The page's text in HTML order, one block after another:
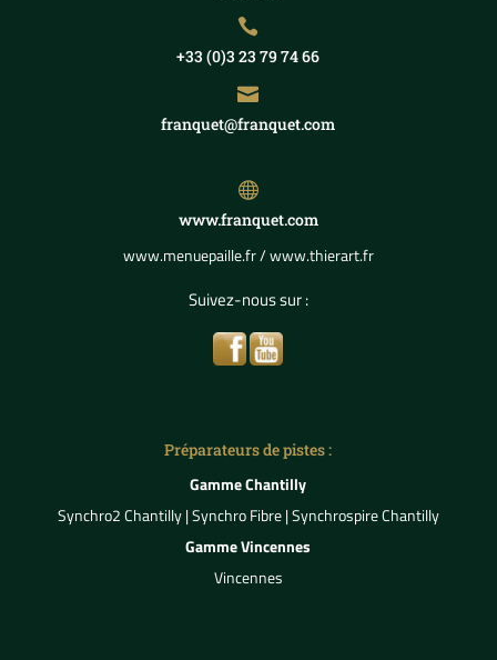

+33 (0)3 23 79 74 66

franquet@franquet.com

www.franquet.com
www.menuepaille.fr/www.thierart.fr
Suivez-nous sur :
Préparateurs de pistes :
Gamme Chantilly
Synchro2 Chantilly|Synchro Fibre|Synchrospire Chantilly
Gamme Vincennes
Vincennes